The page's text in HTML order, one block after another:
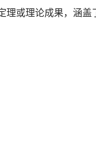
或理论成果，涵盖